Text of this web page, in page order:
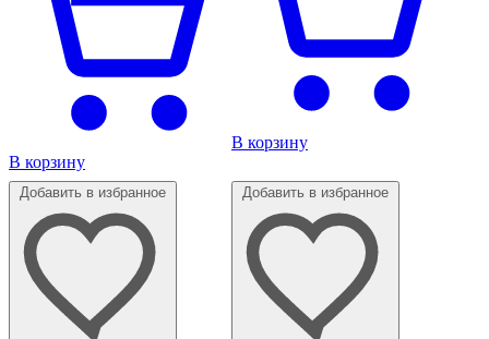
В корзину
В корзину
Добавить в избранное Добавить в избранное